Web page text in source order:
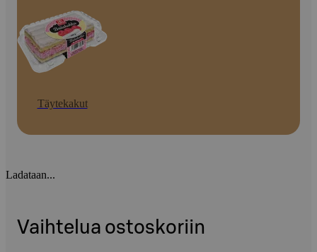
Täytekakut
Ladataan...
Vaihtelua ostoskoriin